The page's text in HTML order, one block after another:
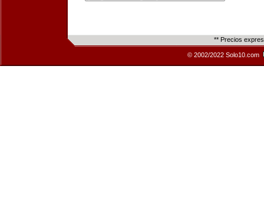
** Precios
© 2002/2022 Solo10.com